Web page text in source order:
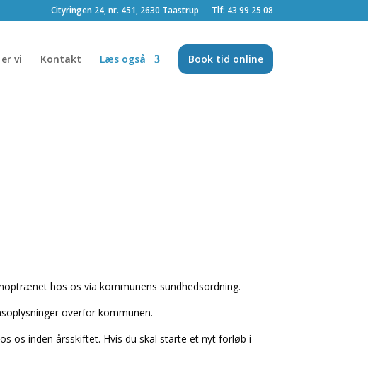
Cityringen 24, nr. 451, 2630 Taastrup Tlf: 43 99 25 08
vi Kontakt Læs også Book tid online
hos os via kommunens sundhedsordning.
overfor kommunen.
os inden årsskiftet. Hvis du skal starte et nyt forløb i